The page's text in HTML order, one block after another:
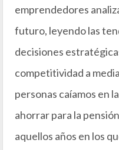
emprendedores
futuro, leyendo las
decisiones
competitividad a
personas caíamos en
ahorrar para la
aquellos años en los